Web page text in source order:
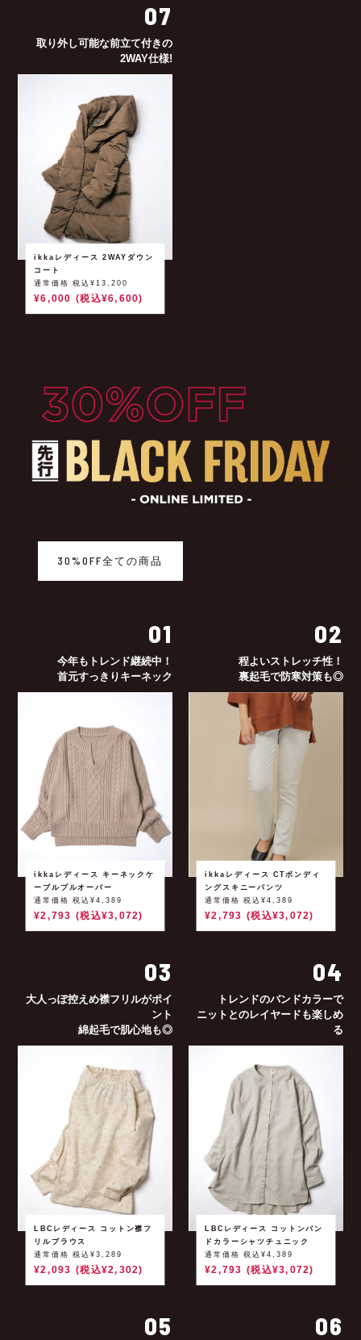
07
取り外し可能な前立て付きの
2WAY仕様!
ikkaレディース 2WAYダウン
コート
通常価格 税込¥13,200
¥6,000 (税込¥6,600)
30%OFF全ての商品
01
今年もトレンド継続中！
首元すっきりキーネック
ikkaレディース キーネックケ
ーブルプルオーバー
通常価格 税込¥4,389
¥2,793 (税込¥3,072)
02
程よいストレッチ性！
裏起毛で防寒対策も◎
ikkaレディース CTボンディ
ングスキニーパンツ
通常価格 税込¥4,389
¥2,793 (税込¥3,072)
03
大人っぽ控えめ襟フリルがポイ
ント
綿起毛で肌心地も◎
LBCレディース コットン襟フ
リルブラウス
通常価格 税込¥3,289
¥2,093 (税込¥2,302)
04
トレンドのバンドカラーで
ニットとのレイヤードも楽しめ
る
LBCレディース コットンバン
ドカラーシャツチュニック
通常価格 税込¥4,389
¥2,793 (税込¥3,072)
05 06